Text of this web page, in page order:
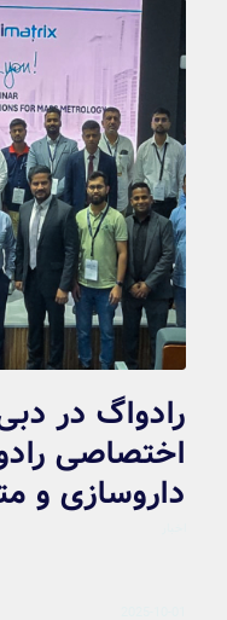
رادواگ در
اختصاصی
داروسازی و